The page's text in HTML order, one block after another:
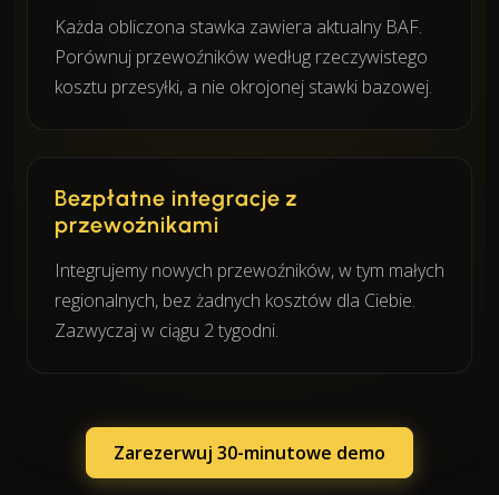
Każda obliczona stawka zawiera aktualny BAF.
Porównuj przewoźników według rzeczywistego
kosztu przesyłki, a nie okrojonej stawki bazowej.
Bezpłatne integracje z
przewoźnikami
Integrujemy nowych przewoźników, w tym małych
regionalnych, bez żadnych kosztów dla Ciebie.
Zazwyczaj w ciągu 2 tygodni.
Zarezerwuj 30-minutowe demo